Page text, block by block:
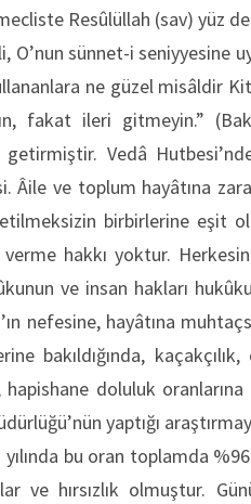
Resûlüllah (sav) yüz
O’nun sünnet-i seniyyesine
ne güzel misâldir
fakat ileri gitmeyin.”
getirmiştir. Vedâ
Âile ve toplum hayâtına
birbirlerine eşit
hakkı yoktur.
ve insan hakları
nefesine, hayâtına
bakıldığında,
doluluk oranlarına
yaptığı
yılında bu oran toplamda
ve hırsızlık olmuştur.